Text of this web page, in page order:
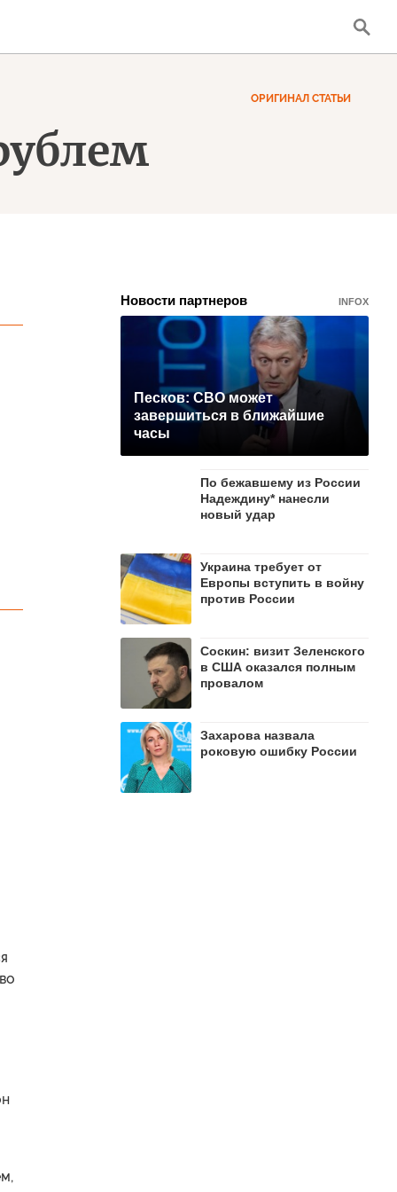
ОРИГИНАЛ СТАТЬИ
Новости партнеров INFOX
Песков: СВО может
завершиться в ближайшие
часы
По бежавшему из России
Надеждину* нанесли
новый удар
Украина требует от
Европы вступить в войну
против России
Соскин: визит Зеленского
в США оказался полным
провалом
Захарова назвала
роковую ошибку России